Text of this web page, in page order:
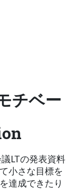
チベー
LTの発表資料
小さな目標を
達成できたり